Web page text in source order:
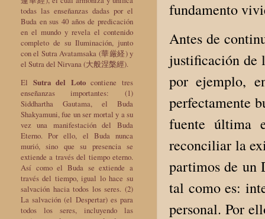
fundamento
Antes de
justificación de
por ejemplo,
perfectamente
fuente última
reconciliar la
partimos de un
tal como es:
personal. Por
todas las enseñanzas dadas por el
Buda en sus 40 años de predicación
en el mundo y revela el contenido
completo de su Iluminación, junto
con el Sutra Avatamsaka (華厳経) y
el Sutra del Nirvana (大般涅槃經).
El Sutra del Lotocontiene tres
enseñanzas importantes: (1)
Siddhartha Gautama, el Buda
Shakyamuni, fue un ser mortal y a su
vez una manifestación del Buda
Eterno. Por ello, el Buda nunca
murió, sino que su presencia se
extiende a través del tiempo eterno.
Así como el Buda se extiende a
través del tiempo, igual lo hace su
salvación hacia todos los seres. (2)
La salvación (el Despertar) es para
todos los seres, incluyendo las